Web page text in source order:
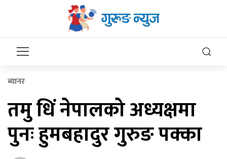
ब्यानर
तमु धिं नेपालको अध्यक्षमा
पुनः हुमबहादुर गुरुङ पक्का